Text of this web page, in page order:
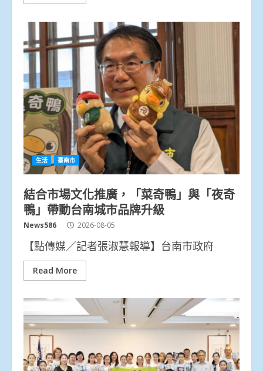
生活 臺南市
結合市場文化推廣，「菜奇鴨」與「夜奇
鴨」帶動台南城市品牌升級
News586 2026-08-05
【點傳媒／記者張淑慧報導】台南市政府
Read More